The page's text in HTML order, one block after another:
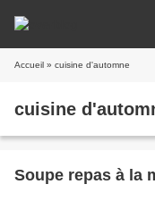
Accueil » cuisine d'automne
cuisine
Soupe repas à la